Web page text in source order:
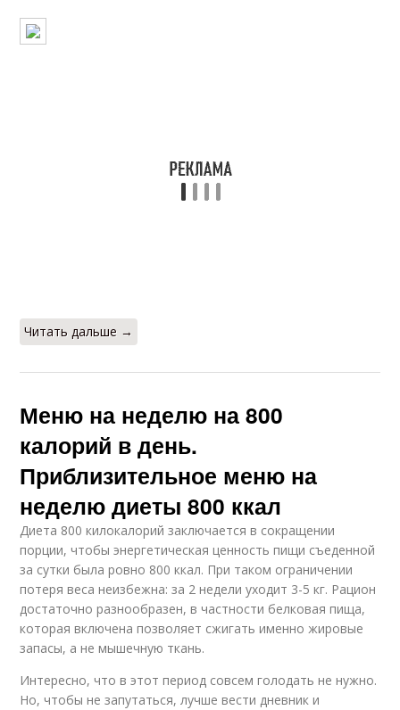
Читать дальше →
Меню на неделю на 800
калорий в день.
Приблизительное меню на
неделю диеты 800 ккал
Диета 800 килокалорий заключается в сокращении
порции, чтобы энергетическая ценность пищи съеденной
за сутки была ровно 800 ккал. При таком ограничении
потеря веса неизбежна: за 2 недели уходит 3-5 кг. Рацион
достаточно разнообразен, в частности белковая пища,
которая включена позволяет сжигать именно жировые
запасы, а не мышечную ткань.
Интересно, что в этот период совсем голодать не нужно.
Но, чтобы не запутаться, лучше вести дневник и